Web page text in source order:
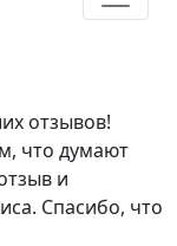
отзывов!
что думают
и
Спасибо, что